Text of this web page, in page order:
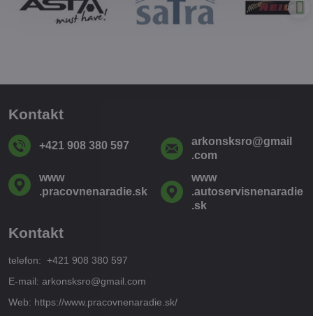
Kontakt
+421 908 380 597
arkonsksro​@gmail​
.com
www​
.pracovnenaradie​.sk
www​
.autoservisnenaradie​
.sk
Kontakt
telefon: +421 908 380 597
E-mail: arkonsksro@gmail.com
Web: https://www.pracovnenaradie.sk/